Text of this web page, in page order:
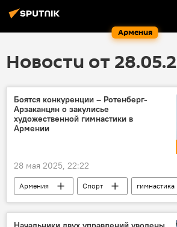
Армения
Новости от
Боятся конкуренции – Ротенберг-
Арзаканцян о закулисье
художественной гимнастики в
Армении
28 мая 2025, 22:22
Армения Спорт
гимнастика
Новости Армения